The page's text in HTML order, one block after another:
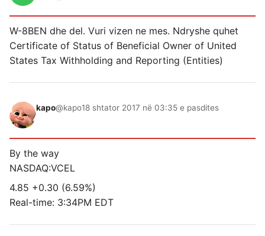
W-8BEN dhe del. Vuri vizen ne mes. Ndryshe quhet
Certificate of Status of Beneficial Owner of United
States Tax Withholding and Reporting (Entities)
kapo@kapo18 shtator 2017 në 03:35 e pasdites
By the way
NASDAQ:VCEL
4.85 +0.30 (6.59%)
Real-time: 3:34PM EDT